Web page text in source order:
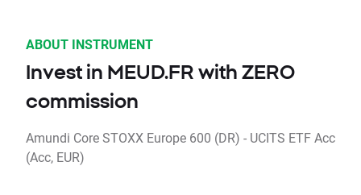
ABOUT INSTRUMENT
Invest in MEUD.FR with ZERO
commission
Amundi Core STOXX Europe 600 (DR) - UCITS ETF Acc
(Acc, EUR)